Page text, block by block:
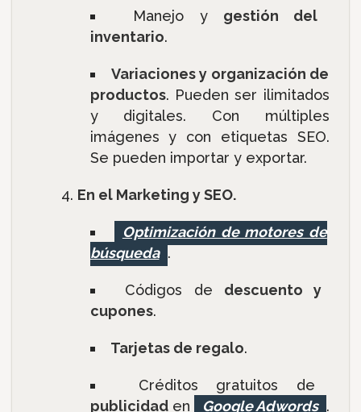
Manejo y gestión del
inventario.
Variaciones y organización de
productos. Pueden ser ilimitados
y digitales. Con múltiples
imágenes y con etiquetas SEO.
Se pueden importar y exportar.
En el Marketing y SEO.
Optimización de motores de
búsqueda .
Códigos de descuento y
cupones.
Tarjetas de regalo.
Créditos gratuitos de
publicidaden Google Adwords .